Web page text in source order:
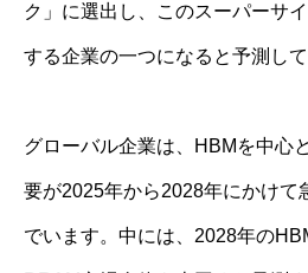
ク」に選出し、このスーパーサ
する企業の一つになると予測して
グローバル企業は、HBMを中心
要が2025年から2028年にかけて
でいます。中には、2028年の